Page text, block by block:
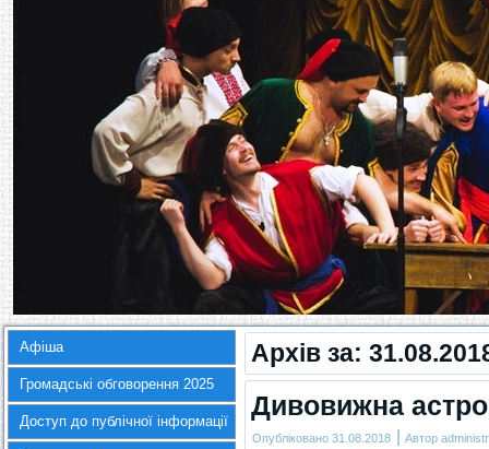
Афіша
Громадські обговорення 2025
Доступ до публічної інформації
Архів за:
Дивовижна
Опубліковано 31.08.2018 | Автор